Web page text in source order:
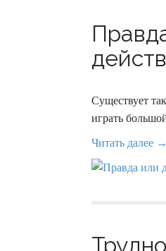
Существует
играть
Читать далее →